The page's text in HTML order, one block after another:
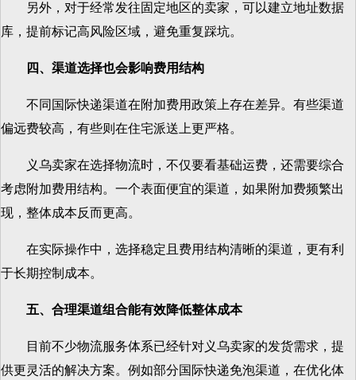
另外，对于经常发往固定地区的卖家，可以建立地址数据
库，提前标记高风险区域，避免重复踩坑。
四、渠道选择也会影响费用结构
不同国际快递渠道在附加费用政策上存在差异。有些渠道
偏远费较高，有些则在住宅派送上更严格。
义乌卖家在选择物流时，不仅要看基础运费，还需要综合
考虑附加费用结构。一个表面便宜的渠道，如果附加费频繁出
现，整体成本反而更高。
在实际操作中，选择稳定且费用结构清晰的渠道，更有利
于长期控制成本。
五、合理渠道组合能有效降低整体成本
目前不少物流服务体系已经针对义乌卖家的发货需求，提
供更灵活的解决方案。例如部分国际快递免泡渠道，在优化体